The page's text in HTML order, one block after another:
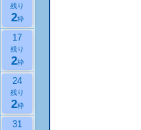
残り
2枠
17
残り
2枠
24
残り
2枠
31